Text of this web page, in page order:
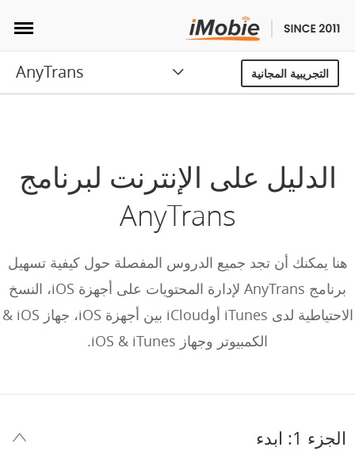
فتح القفل واستعادة البيانات
المزيد من الأدوات
المتجر
تنزيل
AnyTrans التجريبية المجانية
الدليل على الإنترنت لبرنامج
AnyTrans
هنا يمكنك أن تجد جميع الدروس المفصلة حول كيفية تسهيل
برنامج AnyTrans لإدارة المحتويات على أجهزة iOS، النسخ
الاحتياطية لدى iTunes أوiCloud بين أجهزة iOS، جهاز iOS &
الكمبيوتر وجهاز iOS & iTunes.
الجزء 1: ابدء